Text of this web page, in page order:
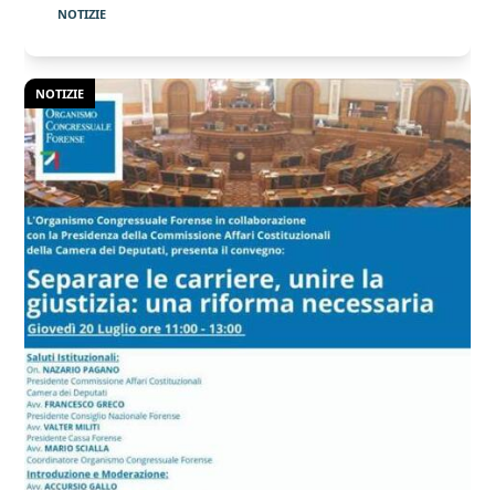
NOTIZIE
NOTIZIE